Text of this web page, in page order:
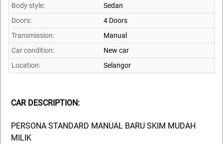
Body style:
Sedan
Doors:
4 Doors
Transmission:
Manual
Car condition:
New car
Location:
Selangor
CAR DESCRIPTION:
PERSONA STANDARD MANUAL BARU SKIM MUDAH
MILIK